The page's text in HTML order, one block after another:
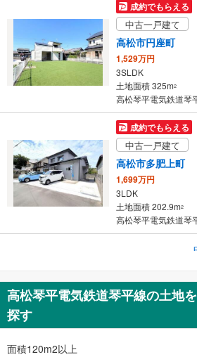
成約でもらえる
中古一戸建て
高松市円座町
1,529万円
3SLDK
土地面積 325m2
高松琴平電気鉄道琴
成約でもらえる
中古一戸建て
高松市多肥上町
1,699万円
3LDK
土地面積 202.9m2
高松琴平電気鉄道琴
高松市多肥上町
1,749万円
土地面積 269.78m2
高松琴平電気鉄道琴平線の土地
探す
面積120m2以上